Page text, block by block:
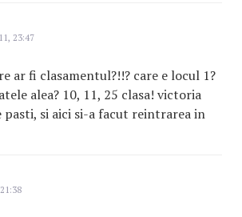
23:47
ar fi clasamentul?!!? care e locul 1?
alea? 10, 11, 25 clasa! victoria
pasti, si aici si-a facut reintrarea in